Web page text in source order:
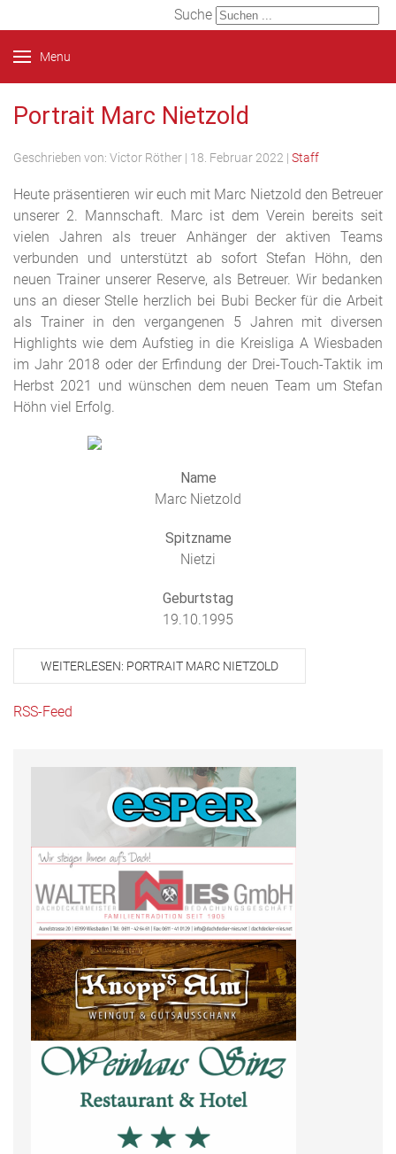
Suche
Menu
Portrait Marc Nietzold
Geschrieben von: Victor Röther | 18. Februar 2022 | Staff
Heute präsentieren wir euch mit Marc Nietzold den Betreuer
unserer 2. Mannschaft. Marc ist dem Verein bereits seit
vielen Jahren als treuer Anhänger der aktiven Teams
verbunden und unterstützt ab sofort Stefan Höhn, den
neuen Trainer unserer Reserve, als Betreuer. Wir bedanken
uns an dieser Stelle herzlich bei Bubi Becker für die Arbeit
als Trainer in den vergangenen 5 Jahren mit diversen
Highlights wie dem Aufstieg in die Kreisliga A Wiesbaden
im Jahr 2018 oder der Erfindung der Drei-Touch-Taktik im
Herbst 2021 und wünschen dem neuen Team um Stefan
Höhn viel Erfolg.
Name
Marc Nietzold
Spitzname
Nietzi
Geburtstag
19.10.1995
WEITERLESEN: PORTRAIT MARC NIETZOLD
RSS-Feed